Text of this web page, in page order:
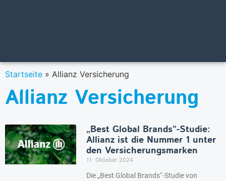
Startseite » Allianz Versicherung
Allianz Versicherung
„Best Global Brands“-Studie:
Allianz ist die Nummer 1 unter
den Versicherungsmarken
11. Oktober 2024
Die „Best Global Brands“-Studie von